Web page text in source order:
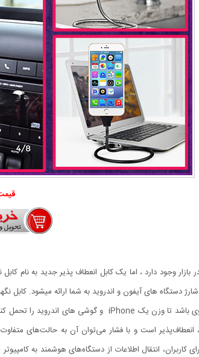
است و با فشار می‌توان آن به حالت‌های متفاوت